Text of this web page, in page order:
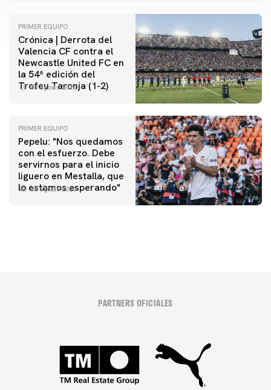
PRIMER EQUIPO
Crónica | Derrota del
Valencia CF contra el
Newcastle United FC en
la 54ª edición del
Trofeu Taronja (1-2)
08 agosto 2026
PRIMER EQUIPO
Pepelu: "Nos quedamos
con el esfuerzo. Debe
servirnos para el inicio
liguero en Mestalla, que
lo estamos esperando"
08 agosto 2026
PRIMER EQUIPO
Las fotos del Valencia CF-Newcastle United FC
PARTNERS OFICIALES